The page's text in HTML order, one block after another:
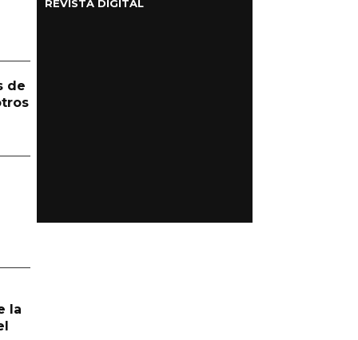
de
la
REVISTA DIGITAL